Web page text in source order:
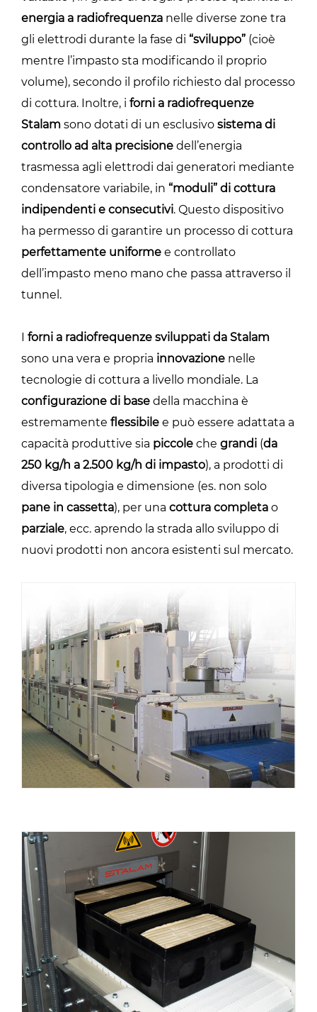
energia a radiofrequenza nelle diverse zone tra
gli elettrodi durante la fase di “sviluppo” (cioè
mentre l’impasto sta modificando il proprio
volume), secondo il profilo richiesto dal processo
di cottura. Inoltre, i forni a radiofrequenze
Stalam sono dotati di un esclusivo sistema di
controllo ad alta precisione dell’energia
trasmessa agli elettrodi dai generatori mediante
condensatore variabile, in “moduli” di cottura
indipendenti e consecutivi. Questo dispositivo
ha permesso di garantire un processo di cottura
perfettamente uniforme e controllato
dell’impasto meno mano che passa attraverso il
tunnel.
I forni a radiofrequenze sviluppati da Stalam
sono una vera e propria innovazione nelle
tecnologie di cottura a livello mondiale. La
configurazione di base della macchina è
estremamente flessibile e può essere adattata a
capacità produttive sia piccole che grandi (da
250 kg/h a 2.500 kg/h di impasto), a prodotti di
diversa tipologia e dimensione (es. non solo
pane in cassetta), per una cottura completa o
parziale, ecc. aprendo la strada allo sviluppo di
nuovi prodotti non ancora esistenti sul mercato.